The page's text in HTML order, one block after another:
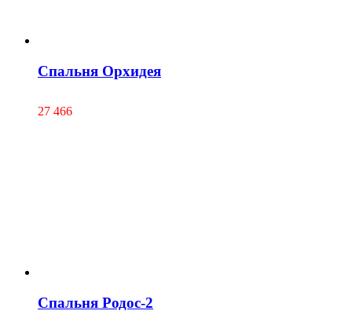
Спальня Орхидея
27 466
Спальня Родос-2